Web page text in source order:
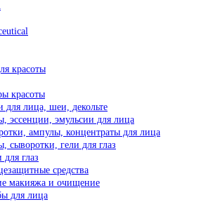
красоты
красоты
для лица, шеи, декольте
эссенции, эмульсии для лица
ампулы, концентраты для лица
сыворотки, гели для глаз
для глаз
средства
макияжа и очищение
для лица